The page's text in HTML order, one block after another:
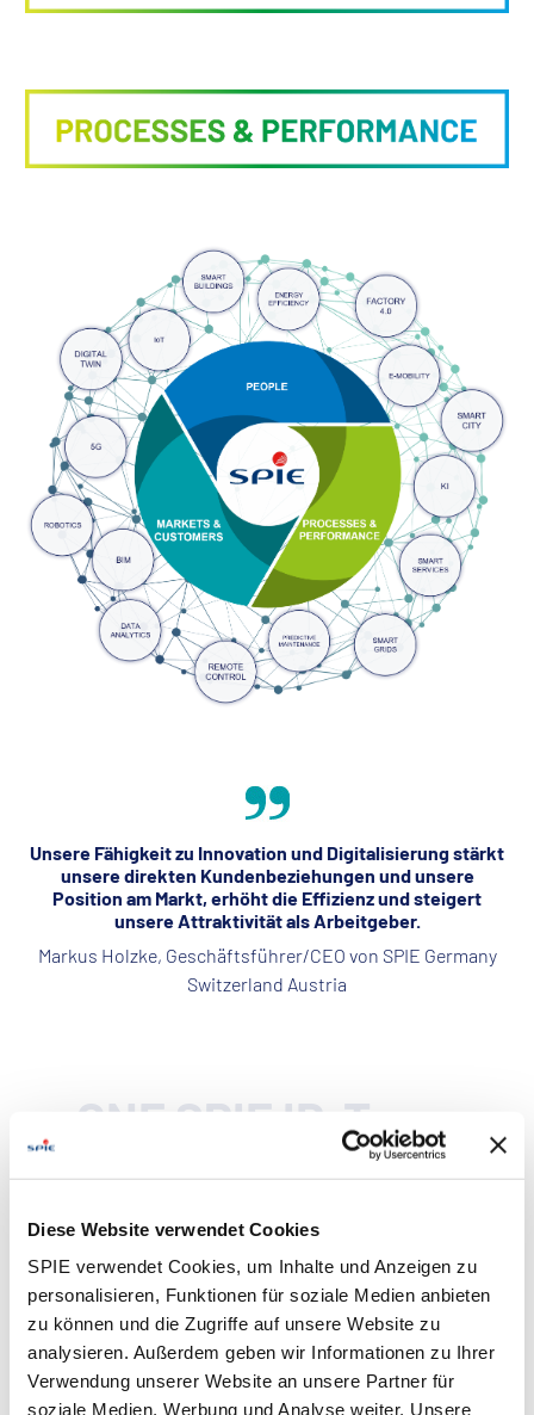
Diese Website verwendet Cookies
SPIE verwendet Cookies, um Inhalte und Anzeigen zu
personalisieren, Funktionen für soziale Medien anbieten
zu können und die Zugriffe auf unsere Website zu
analysieren. Außerdem geben wir Informationen zu Ihrer
Verwendung unserer Website an unsere Partner für
soziale Medien, Werbung und Analyse weiter. Unsere
Unsere Fähigkeit zu Innovation und Digitalisierung stärkt
unsere direkten Kundenbeziehungen und unsere
Position am Markt, erhöht die Effizienz und steigert
unsere Attraktivität als Arbeitgeber.
Markus Holzke, Geschäftsführer/CEO von SPIE Germany
Switzerland Austria
ONE SPIE ID-Team
1 Team - 2 Innovationen - 3
Monate